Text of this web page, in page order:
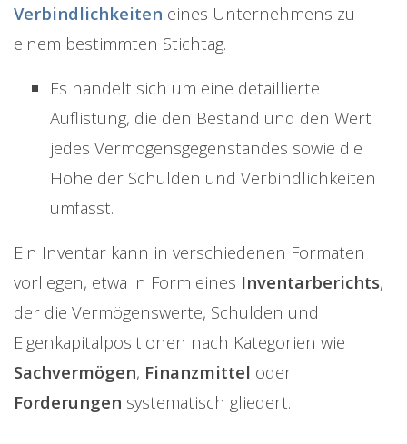
Verbindlichkeiten eines Unternehmens zu
einem bestimmten Stichtag.
Es handelt sich um eine detaillierte
Auflistung, die den Bestand und den Wert
jedes Vermögensgegenstandes sowie die
Höhe der Schulden und Verbindlichkeiten
umfasst.
Ein Inventar kann in verschiedenen Formaten
vorliegen, etwa in Form eines Inventarberichts,
der die Vermögenswerte, Schulden und
Eigenkapitalpositionen nach Kategorien wie
Sachvermögen, Finanzmittel oder
Forderungen systematisch gliedert.